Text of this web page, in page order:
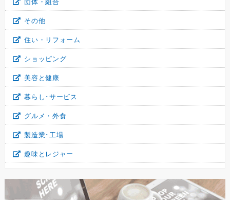
その他
住い・リフォーム
ショッピング
美容と健康
暮らし･サービス
グルメ・外食
製造業･工場
趣味とレジャー